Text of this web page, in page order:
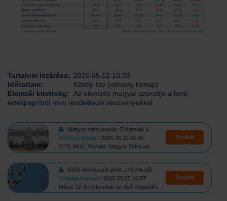
Tartalom lezárása: 2026.05.12 10:33
Időtartam:
Közép táv (néhány hónap)
Elemzői kitettség:
Az elemzés magyar szerzője a fenti
értékpapírból nem rendelkezik részvényekkel.
Magyar részvények: Érkeznek a gyorsjelentések
Mohácsi Mihály
| 2026.05.11 10:46
OTP, MOL, Richter, Magyar Telekom
Tovább
Szép növekedés jöhet a Richtertől
Cinkotai Norbert
| 2026.05.05 10:57
Május 12-én érkeznek az első negyedéves számok
Tovább